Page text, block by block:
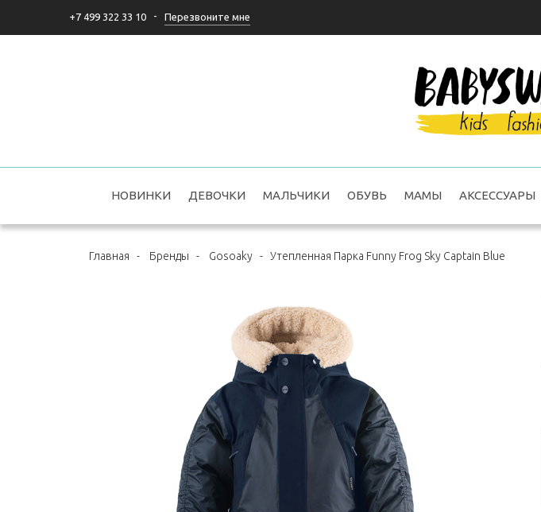
+7 499 322 33 10 - Перезвоните мне
НОВИНКИ ДЕВОЧКИ МАЛЬЧИКИ ОБУВЬ МАМЫ АКСЕССУАРЫ
Главная - Бренды - Gosoaky - Утепленная Парка Funny Frog Sky Captain Blue